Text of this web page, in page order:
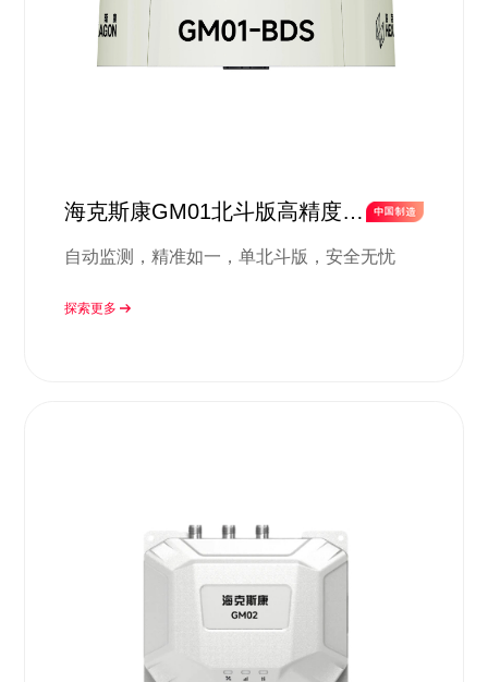
海克斯康GM01北斗版高精度监
自动监测，精准如一，单北斗版，安全无忧
探索更多